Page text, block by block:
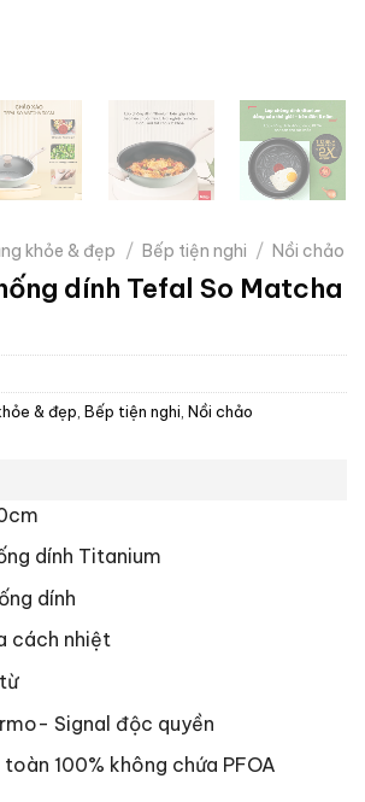
khỏe & đẹp / Bếp tiện nghi / Nồi chảo
dính Tefal So Matcha
& đẹp Bếp tiện nghi Nồi chảo
dính Titanium
dính
cách nhiệt
Signal độc quyền
toàn 100% không chứa PFOA